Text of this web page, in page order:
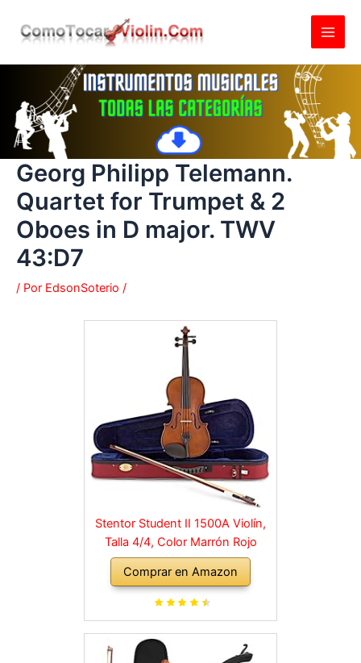
Georg Philipp Telemann.
Quartet for Trumpet & 2
Oboes in D major. TWV
43:D7
/ Por EdsonSoterio /
Stentor Student II 1500A Violín,
Talla 4/4, Color Marrón Rojo
Comprar en Amazon